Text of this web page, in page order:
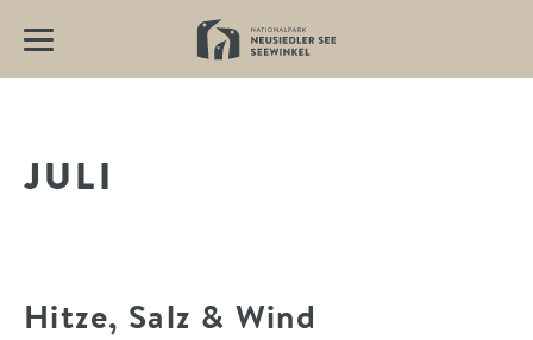
JULI
Hitze, Salz & Wind